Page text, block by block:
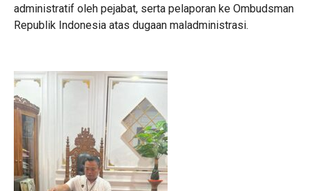
administratif oleh pejabat, serta pelaporan ke Ombudsman
Republik Indonesia atas dugaan maladministrasi.